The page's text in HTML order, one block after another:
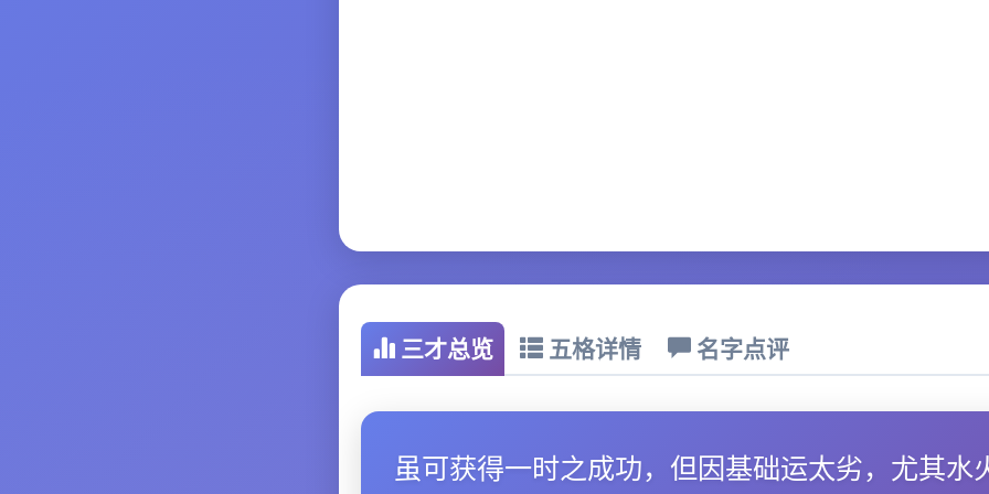
三才总览 五格详情 名字点评
虽可获得一时之成功，但因基础运太劣，尤其水